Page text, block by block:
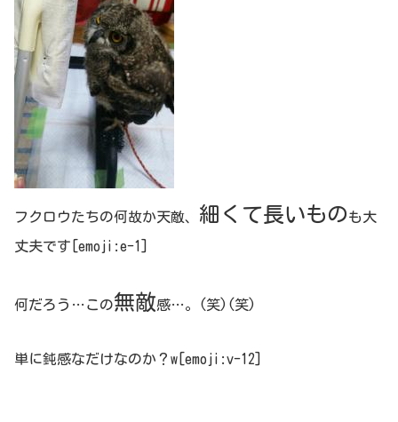
フクロウたちの何故か天敵、 細くて長いものも大
丈夫です[emoji:e-1]
何だろう…この無敵感…。(笑)(笑)
単に鈍感なだけなのか？w[emoji:v-12]